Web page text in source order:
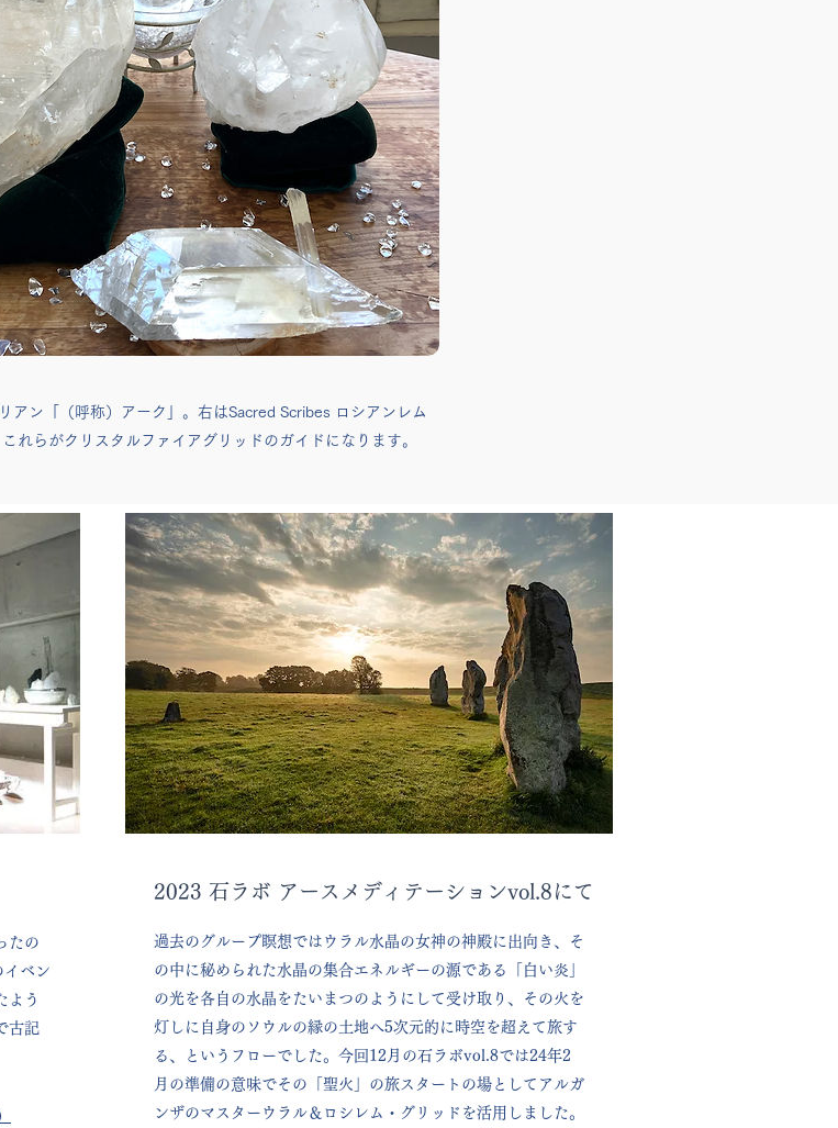
アン「（呼称）アーク」。右はSacred Scribes ロシアンレム
れらがクリスタルファイアグリッドのガイドになります。
たの
イベン
よう
古記
2023 石ラボ アースメディテーションvol.8にて
過去のグループ瞑想ではウラル水晶の女神の神殿に出向き、そ
の中に秘められた水晶の集合エネルギーの源である「白い炎」
の光を各自の水晶をたいまつのようにして受け取り、その火を
灯しに自身のソウルの縁の土地へ5次元的に時空を超えて旅す
る、というフローでした。今回12月の石ラボvol.8では24年2
月の準備の意味でその「聖火」の旅スタートの場としてアルガ
ンザのマスターウラル＆ロシレム・グリッドを活用しました。